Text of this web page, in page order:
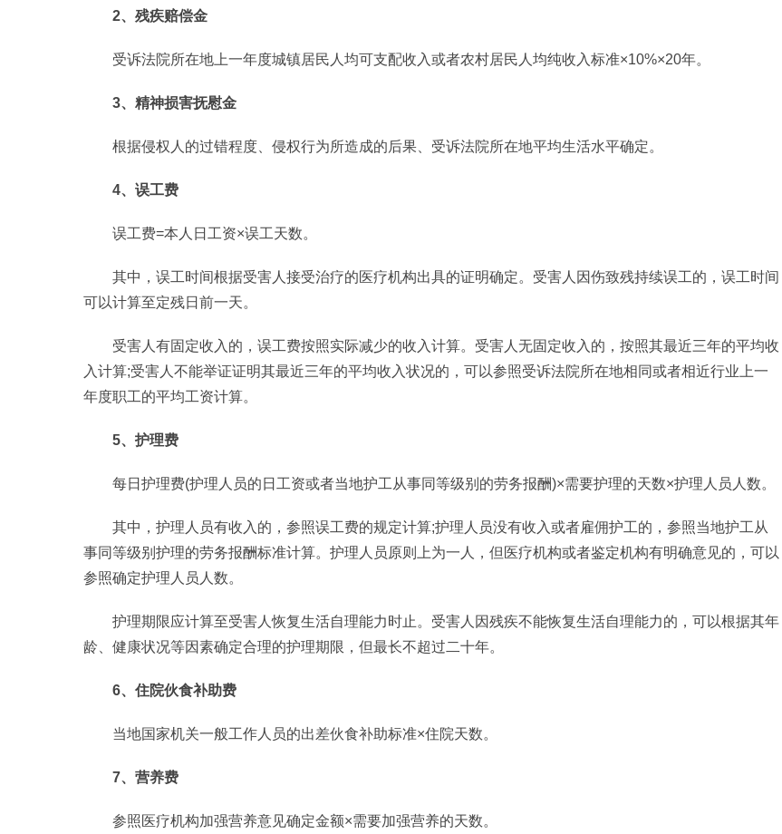
2、残疾赔偿金
受诉法院所在地上一年度城镇居民人均可支配收入或者农村居民人均纯收入标准×10%×20年。
3、精神损害抚慰金
根据侵权人的过错程度、侵权行为所造成的后果、受诉法院所在地平均生活水平确定。
4、误工费
误工费=本人日工资×误工天数。
其中，误工时间根据受害人接受治疗的医疗机构出具的证明确定。受害人因伤致残持续误工的，误工时间
可以计算至定残日前一天。
受害人有固定收入的，误工费按照实际减少的收入计算。受害人无固定收入的，按照其最近三年的平均收
入计算;受害人不能举证证明其最近三年的平均收入状况的，可以参照受诉法院所在地相同或者相近行业上一
年度职工的平均工资计算。
5、护理费
每日护理费(护理人员的日工资或者当地护工从事同等级别的劳务报酬)×需要护理的天数×护理人员人数。
其中，护理人员有收入的，参照误工费的规定计算;护理人员没有收入或者雇佣护工的，参照当地护工从
事同等级别护理的劳务报酬标准计算。护理人员原则上为一人，但医疗机构或者鉴定机构有明确意见的，可以
参照确定护理人员人数。
护理期限应计算至受害人恢复生活自理能力时止。受害人因残疾不能恢复生活自理能力的，可以根据其年
龄、健康状况等因素确定合理的护理期限，但最长不超过二十年。
6、住院伙食补助费
当地国家机关一般工作人员的出差伙食补助标准×住院天数。
7、营养费
参照医疗机构加强营养意见确定金额×需要加强营养的天数。